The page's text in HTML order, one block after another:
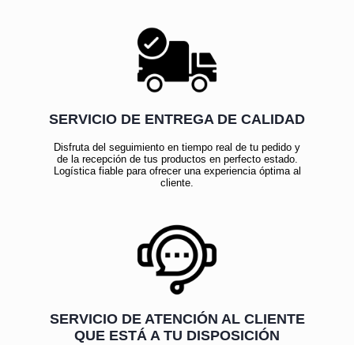
SERVICIO DE ENTREGA DE CALIDAD
Disfruta del seguimiento en tiempo real de tu pedido y
de la recepción de tus productos en perfecto estado.
Logística fiable para ofrecer una experiencia óptima al
cliente.
SERVICIO DE ATENCIÓN AL CLIENTE
QUE ESTÁ A TU DISPOSICIÓN